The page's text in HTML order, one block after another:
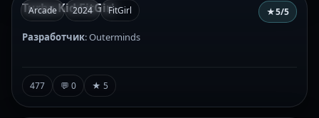
Arcade 2024 FitGirl
Turbo Kid FitGirl ★5/5
Разработчик: Outerminds
477 💬 0 ★ 5